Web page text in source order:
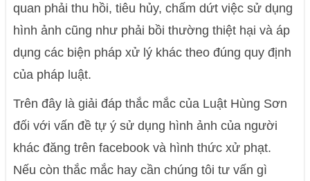
quan phải thu hồi, tiêu hủy, chấm dứt việc sử dụng
hình ảnh cũng như phải bồi thường thiệt hại và áp
dụng các biện pháp xử lý khác theo đúng quy định
của pháp luật.
Trên đây là giải đáp thắc mắc của Luật Hùng Sơn
đối với vấn đề tự ý sử dụng hình ảnh của người
khác đăng trên facebook và hình thức xử phạt.
Nếu còn thắc mắc hay cần chúng tôi tư vấn gì